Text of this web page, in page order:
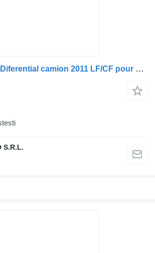
Différentiel DAF Diferential camion 2011 LF/CF pour camion DAF LF CF
S.R.L.